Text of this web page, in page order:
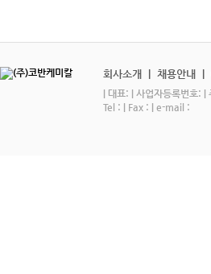
회사소개 채용안내
| 대표: | 사업자등록번호: |
Tel : | Fax : | e-mail :